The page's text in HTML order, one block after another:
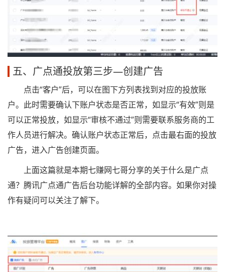
五、广点通投放第三步—创建广告
点击“客户”后，可以在图下方列表找到对应的投放账
户。此时需要确认下账户状态是否正常，如显示“有效”则是
可以正常投放，如显示“审核不通过”则需要联系服务商的工
作人员进行解决。确认账户状态正常后，点击最右面的投放
广告，进入广告创建页面。
上面这篇就是本期七赚网七哥分享的关于什么是广点
通？腾讯广点通广告后台功能详解的全部内容。如果你对操
作有疑问可以关注了解下。